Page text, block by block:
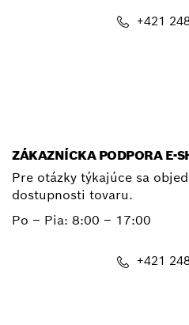
+421
ZÁKAZNÍCKA PODPORA E-
Pre otázky týkajúce sa
dostupnosti tovaru.
Po – Pia: 8:00 – 17:00
+421